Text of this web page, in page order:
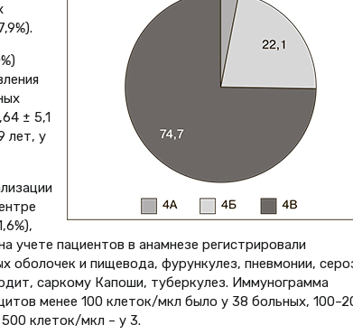
± 5,1
лет, у
учете пациентов в анамнезе регистрировали
оболочек и пищевода, фурункулез, пневмонии,
саркому Капоши, туберкулез. Иммунограмма
менее 100 клеток/мкл было у 38 больных,
клеток/мкл – у 3.